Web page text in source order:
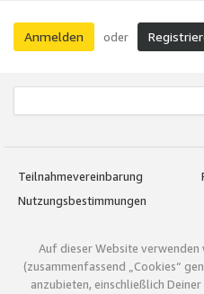
Anmelden oder
Teilnahmevereinbarung
Nutzungsbestimmungen
Auf dieser Website
(zusammenfassend „Cookies“
anzubieten, einschließlich